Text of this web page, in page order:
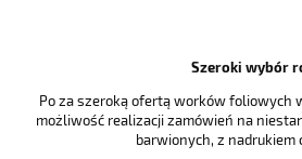
Szeroki wybór
Po za szeroką ofertą worków foliowych
możliwość realizacji zamówień na
barwionych, z